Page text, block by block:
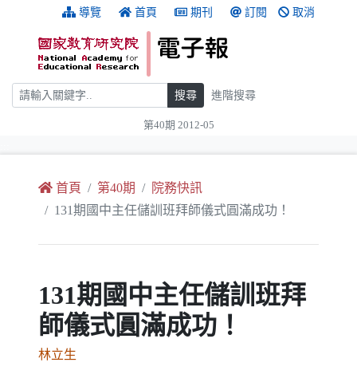
跳到主要內容 導覽 首頁 期刊 訂閱 取消
搜尋 搜尋 進階搜尋
第40期 2012-05
首頁 第40期
院務快訊
131期國中主任儲訓班拜師儀式圓滿成功！
131期國中主任儲訓班拜
師儀式圓滿成功！
林立生